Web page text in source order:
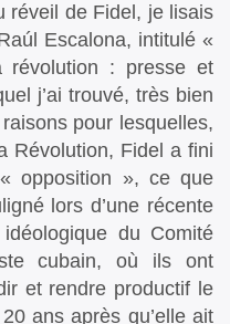
réveil de Fidel, je lisais
Escalona, intitulé «
révolution : presse et
j’ai trouvé, très bien
pour lesquelles,
Révolution, Fidel a fini
opposition », ce que
lors d’une récente
du Comité
cubain, où ils ont
et rendre productif le
ans après qu’elle ait